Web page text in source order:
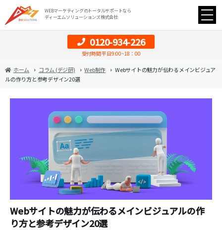
WEBマーケティングのトータルサポートなら
ディーエムソリューションズ株式会社
0120-934-226
受付時間 平日9:00~18：00
ホーム コラム (デジ研) Web制作
Webサイトの魅力が伝わるメインビジュア
ルの作り方と参考デザイン20選
Webサイトの魅力が伝わるメインビジュアルの作
り方と参考デザイン20選